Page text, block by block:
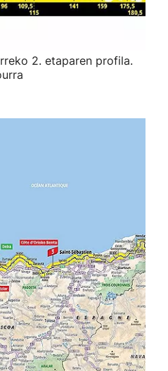
2. etaparen profila.